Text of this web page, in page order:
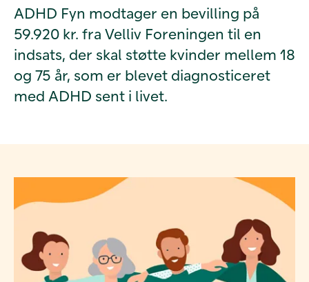
ADHD Fyn modtager en bevilling på
59.920 kr. fra Velliv Foreningen til en
indsats, der skal støtte kvinder mellem 18
og 75 år, som er blevet diagnosticeret
med ADHD sent i livet.